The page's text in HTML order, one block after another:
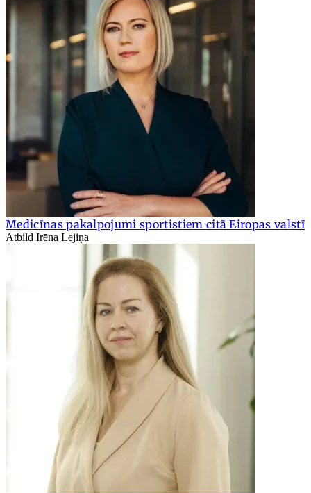
Medicīnas pakalpojumi sportistiem citā Eiropas valstī
Atbild Irēna Lejiņa